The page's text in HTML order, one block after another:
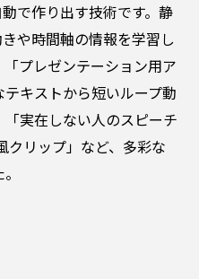
で作り出す技術です。静
や時間軸の情報を学習し
プレゼンテーション用ア
キストから短いループ動
実在しない人のスピーチ
クリップ」など、多彩な